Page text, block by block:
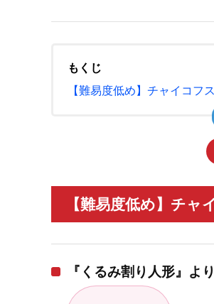
もくじ
【難易度低め】チャイコフ
【難易度低め】チャ
『くるみ割り人形』よ